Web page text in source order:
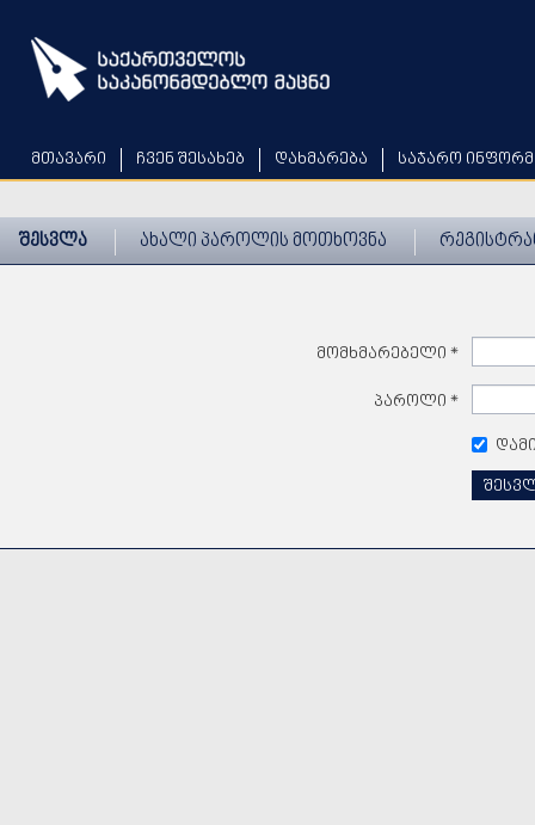
main
content
მთავარი ჩვენ შესახებ დახმარება საჯარო
შესვლა ახალი პაროლის მოთხოვნა
მომხმარებელი *
პაროლი *